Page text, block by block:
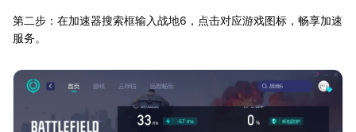
第二步：在加速器搜索框输入战地6，点击对应游戏图标，畅享加速
服务。